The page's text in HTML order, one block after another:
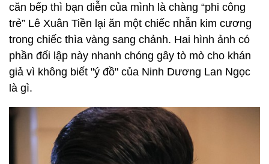
căn bếp thì bạn diễn của mình là chàng “phi công
trẻ” Lê Xuân Tiền lại ăn một chiếc nhẫn kim cương
trong chiếc thìa vàng sang chảnh. Hai hình ảnh có
phần đối lập này nhanh chóng gây tò mò cho khán
giả vì không biết "ý đồ" của Ninh Dương Lan Ngọc
là gì.